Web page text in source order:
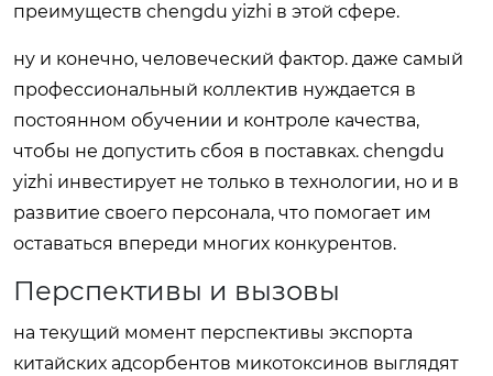
преимуществ chengdu yizhi в этой сфере.
ну и конечно, человеческий фактор. даже самый
профессиональный коллектив нуждается в
постоянном обучении и контроле качества,
чтобы не допустить сбоя в поставках. chengdu
yizhi инвестирует не только в технологии, но и в
развитие своего персонала, что помогает им
оставаться впереди многих конкурентов.
Перспективы и вызовы
на текущий момент перспективы экспорта
китайских адсорбентов микотоксинов выглядят